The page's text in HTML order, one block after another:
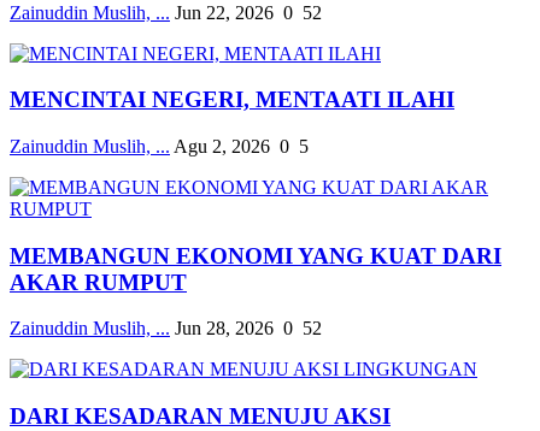
Zainuddin Muslih, ... Jun 22, 2026 0 52
MENCINTAI NEGERI, MENTAATI ILAHI
Zainuddin Muslih, ... Agu 2, 2026 0 5
MEMBANGUN EKONOMI YANG KUAT DARI
AKAR RUMPUT
Zainuddin Muslih, ... Jun 28, 2026 0 52
DARI KESADARAN MENUJU AKSI